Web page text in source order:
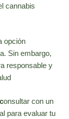
cannabis
opción
Sin embargo,
responsable y
consultar con un
para evaluar tu